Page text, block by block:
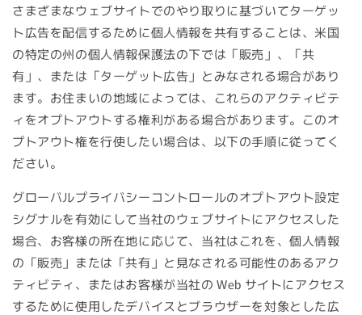
さまざまなウェブサイトでのやり取りに基づいてターゲッ
ト広告を配信するために個人情報を共有することは、米国
の特定の州の個人情報保護法の下では「販売」、「共
有」、または「ターゲット広告」とみなされる場合があり
ます。お住まいの地域によっては、これらのアクティビテ
ィをオプトアウトする権利がある場合があります。このオ
プトアウト権を行使したい場合は、以下の手順に従ってく
ださい。
グローバルプライバシーコントロールのオプトアウト設定
シグナルを有効にして当社のウェブサイトにアクセスした
場合、お客様の所在地に応じて、当社はこれを、個人情報
の「販売」または「共有」と見なされる可能性のあるアク
ティビティ、またはお客様が当社の Web サイトにアクセス
するために使用したデバイスとブラウザーを対象とした広